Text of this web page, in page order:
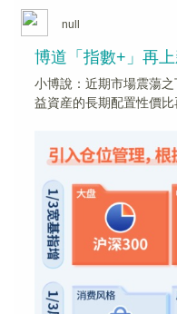
null
博道「指數+」再
小博說：近期市場震蕩
益資産的長期配置性價比